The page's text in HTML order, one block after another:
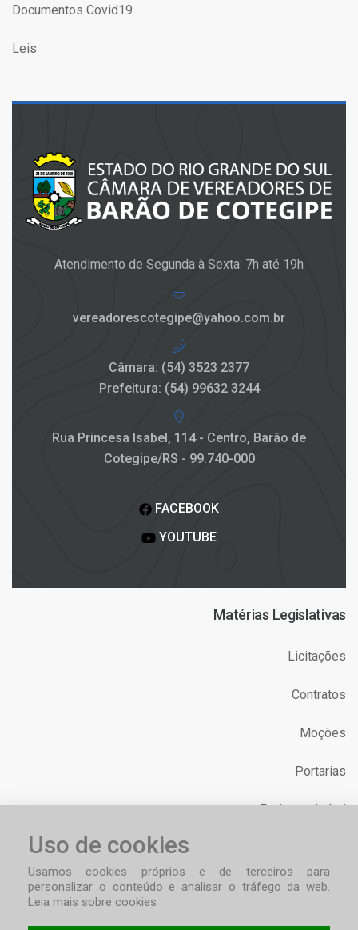
Documentos Covid19
Leis
Atendimento de Segunda à Sexta: 7h até 19h
vereadorescotegipe@yahoo.com.br
Câmara: (54) 3523 2377
Prefeitura: (54) 99632 3244
Rua Princesa Isabel, 114 - Centro, Barão de
Cotegipe/RS - 99.740-000
FACEBOOK
YOUTUBE
Matérias Legislativas
Licitações
Contratos
Moções
Portarias
Projetos de Lei
Uso de cookies
Usamos cookies próprios e de terceiros para
personalizar o conteúdo e analisar o tráfego da web.
Leia mais sobre cookies